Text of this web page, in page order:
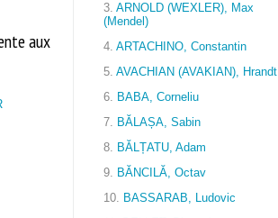
aux
3. ARNOLD (WEXLER), Max
(Mendel)
4. ARTACHINO, Constantin
5. AVACHIAN (AVAKIAN), Hrandt
6. BABA, Corneliu
7. BĂLAȘA, Sabin
8. BĂLȚATU, Adam
9. BĂNCILĂ, Octav
10. BASSARAB, Ludovic